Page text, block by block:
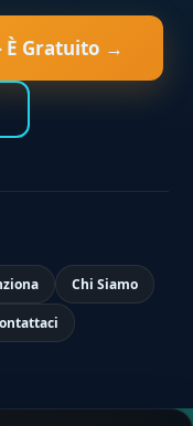
Gratuito →
Chi Siamo